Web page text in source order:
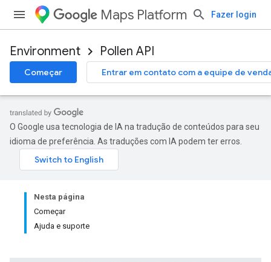
Maps Platform Fazer login
Environment Pollen API
Começar Entrar em contato com a equipe de
O Google usa tecnologia de IA na tradução de conteúdos para seu
idioma de preferência. As traduções com IA podem ter erros.
Nesta página
Começar
Ajuda e suporte